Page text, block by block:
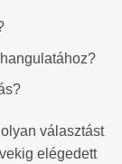
választást
elégedett